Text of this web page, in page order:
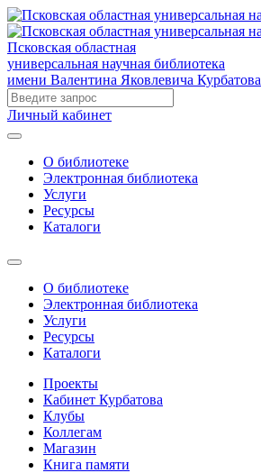
Псковская областная
универсальная научная библиотека
имени Валентина Яковлевича Курбатова
Личный кабинет
О библиотеке
Электронная библиотека
Услуги
Ресурсы
Каталоги
О библиотеке
Электронная библиотека
Услуги
Ресурсы
Каталоги
Проекты
Кабинет Курбатова
Клубы
Коллегам
Магазин
Книга памяти